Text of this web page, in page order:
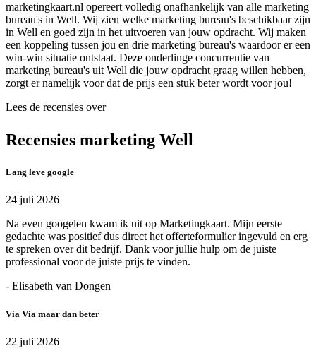
marketingkaart.nl opereert volledig onafhankelijk van alle marketing
bureau's in Well. Wij zien welke marketing bureau's beschikbaar zijn
in Well en goed zijn in het uitvoeren van jouw opdracht. Wij maken
een koppeling tussen jou en drie marketing bureau's waardoor er een
win-win situatie ontstaat. Deze onderlinge concurrentie van
marketing bureau's uit Well die jouw opdracht graag willen hebben,
zorgt er namelijk voor dat de prijs een stuk beter wordt voor jou!
Lees de recensies over
Recensies marketing Well
Lang leve google
24 juli 2026
Na even googelen kwam ik uit op Marketingkaart. Mijn eerste
gedachte was positief dus direct het offerteformulier ingevuld en erg
te spreken over dit bedrijf. Dank voor jullie hulp om de juiste
professional voor de juiste prijs te vinden.
- Elisabeth van Dongen
Via Via maar dan beter
22 juli 2026